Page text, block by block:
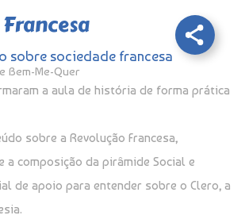
sobre sociedade francesa
Bem-Me-Quer
a aula de história de forma prática
sobre a Revolução Francesa,
a composição da pirâmide Social e
de apoio para entender sobre o Clero, a